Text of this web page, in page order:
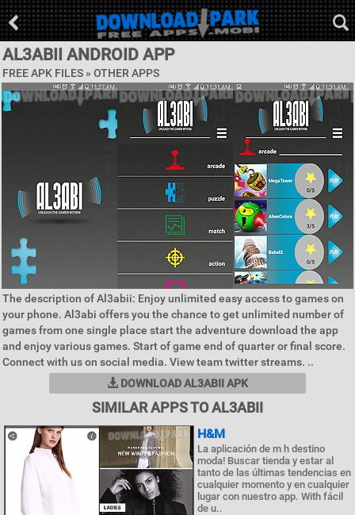
AL3ABII ANDROID APP
FREE APK FILES » OTHER APPS
The description of Al3abii: Enjoy unlimited easy access to games on
your phone. Al3abi offers you the chance to get unlimited number of
games from one single place start the adventure download the app
and enjoy various games. Start of game end of quarter or final score.
Connect with us on social media. View team twitter streams. ..
DOWNLOAD AL3ABII APK
SIMILAR APPS TO AL3ABII
H&M
La aplicación de m h destino
moda! Buscar tienda y estar al
tanto de las últimas tendencias en
cualquier momento y en cualquier
lugar con nuestro app. With fácil
de u..